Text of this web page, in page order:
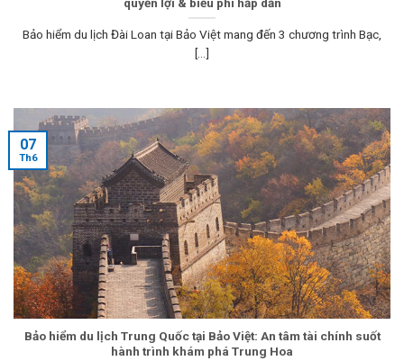
Bảo hiểm du lịch Đài Loan tại Bảo Việt mang đến 3 chương trình Bạc,
[...]
Bảo hiểm du lịch Trung Quốc tại Bảo Việt: An tâm tài chính suốt
hành trình khám phá Trung Hoa
07
Th6